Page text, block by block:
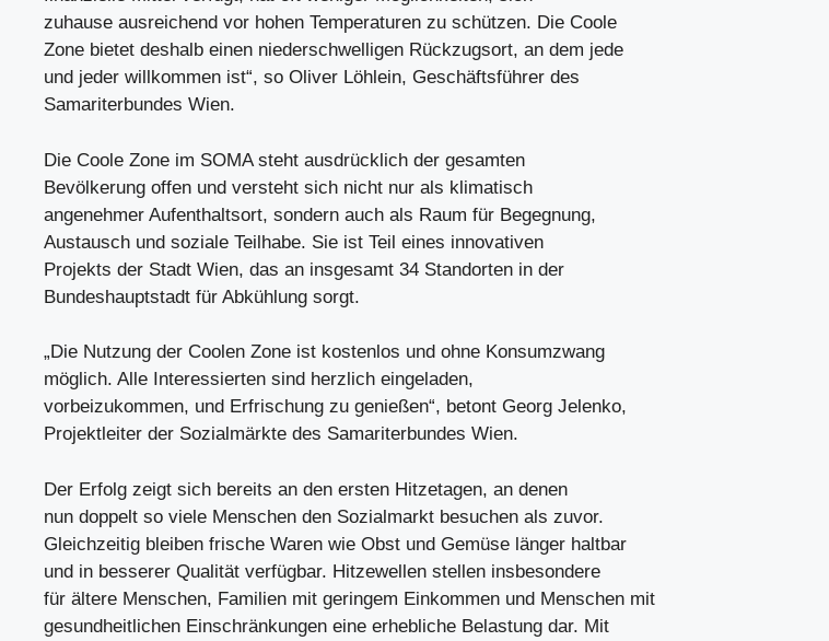
zuhause ausreichend vor hohen Temperaturen zu schützen. Die Coole
Zone bietet deshalb einen niederschwelligen Rückzugsort, an dem jede
und jeder willkommen ist“, so Oliver Löhlein, Geschäftsführer des
Samariterbundes Wien.
Die Coole Zone im SOMA steht ausdrücklich der gesamten
Bevölkerung offen und versteht sich nicht nur als klimatisch
angenehmer Aufenthaltsort, sondern auch als Raum für Begegnung,
Austausch und soziale Teilhabe. Sie ist Teil eines innovativen
Projekts der Stadt Wien, das an insgesamt 34 Standorten in der
Bundeshauptstadt für Abkühlung sorgt.
„Die Nutzung der Coolen Zone ist kostenlos und ohne Konsumzwang
möglich. Alle Interessierten sind herzlich eingeladen,
vorbeizukommen, und Erfrischung zu genießen“, betont Georg Jelenko,
Projektleiter der Sozialmärkte des Samariterbundes Wien.
Der Erfolg zeigt sich bereits an den ersten Hitzetagen, an denen
nun doppelt so viele Menschen den Sozialmarkt besuchen als zuvor.
Gleichzeitig bleiben frische Waren wie Obst und Gemüse länger haltbar
und in besserer Qualität verfügbar. Hitzewellen stellen insbesondere
für ältere Menschen, Familien mit geringem Einkommen und Menschen mit
gesundheitlichen Einschränkungen eine erhebliche Belastung dar. Mit